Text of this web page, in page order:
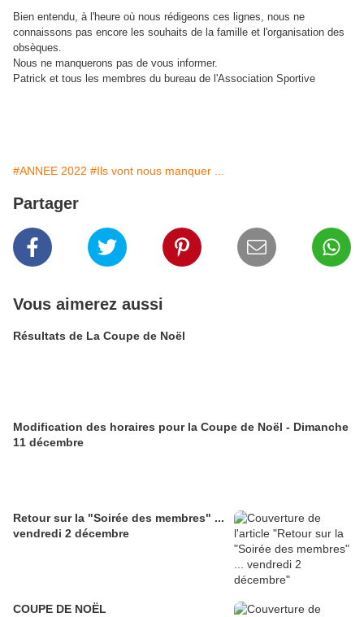
Bien entendu, à l'heure où nous rédigeons ces lignes, nous ne
connaissons pas encore les souhaits de la famille et l'organisation des
obsèques.
Nous ne manquerons pas de vous informer.
Patrick et tous les membres du bureau de l'Association Sportive
#ANNEE 2022 #Ils vont nous manquer ...
Partager
Vous aimerez aussi
Résultats de La Coupe de Noël
Modification des horaires pour la Coupe de Noël - Dimanche
11 décembre
Retour sur la "Soirée des membres" ...
vendredi 2 décembre
COUPE DE NOËL